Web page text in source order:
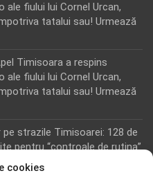
cookies
ale fiului lui Cornel Urcan,
tatalui sau! Urmează
Timisoara a respins
ale fiului lui Cornel Urcan,
tatalui sau! Urmează
strazile Timisoarei: 128 de
pentru “controale de rutina”
din dosarul fraudei cu